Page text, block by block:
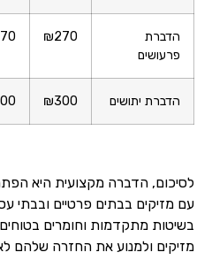
הדברת
פרעושים
₪270
הדברת יתושים ₪300
לסיכום, הדברה מקצועית היא
עם מזיקים בבתים פרטיים ובבתי
בשיטות מתקדמות וחומרים
מזיקים ולמנוע את החזרה שלהם